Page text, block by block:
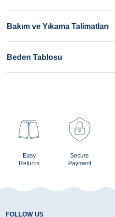
Bakım ve Yıkama Talimatları
Beden Tablosu
Easy
Returns
Secure
Payment
FOLLOW US